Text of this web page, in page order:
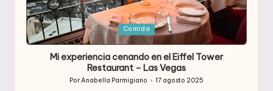
Publicada
en
Comida
Mi experiencia cenando en el Eiffel Tower
Restaurant – Las Vegas
Publicado
PorAnabella Parmigiano 17 agosto 2025